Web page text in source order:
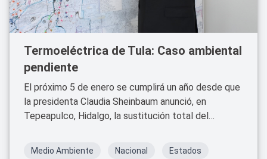
Termoeléctrica de Tula: Caso ambiental
pendiente
El próximo 5 de enero se cumplirá un año desde que
la presidenta Claudia Sheinbaum anunció, en
Tepeapulco, Hidalgo, la sustitución total del
“Francisco Pérez Ríos”, ubicada a casi 8 kilómetros
Medio Ambiente Nacional
Estados